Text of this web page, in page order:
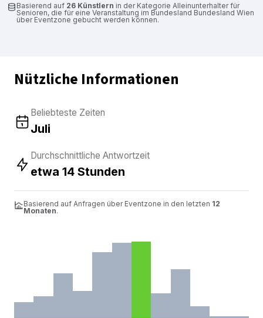
Basierend auf 26 Künstlern in der Kategorie Alleinunterhalter für
Senioren, die für eine Veranstaltung im Bundesland Bundesland Wien
über Eventzone gebucht werden können.
Nützliche Informationen
Beliebteste Zeiten
Juli
Durchschnittliche Antwortzeit
etwa 14 Stunden
Basierend auf Anfragen über Eventzone in den letzten 12
Monaten.